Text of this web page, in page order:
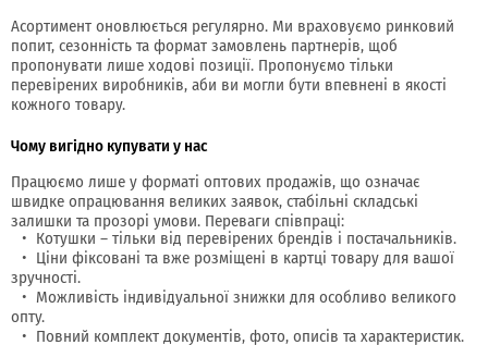
Асортимент оновлюється регулярно. Ми враховуємо ринковий
попит, сезонність та формат замовлень партнерів, щоб
пропонувати лише ходові позиції. Пропонуємо тільки
перевірених виробників, аби ви могли бути впевнені в якості
кожного товару.
Чому вигідно купувати у нас
Працюємо лише у форматі оптових продажів, що означає
швидке опрацювання великих заявок, стабільні складські
залишки та прозорі умови. Переваги співпраці:
Котушки – тільки від перевірених брендів і постачальників.
Ціни фіксовані та вже розміщені в картці товару для вашої
зручності.
Можливість індивідуальної знижки для особливо великого
опту.
Повний комплект документів, фото, описів та характеристик.